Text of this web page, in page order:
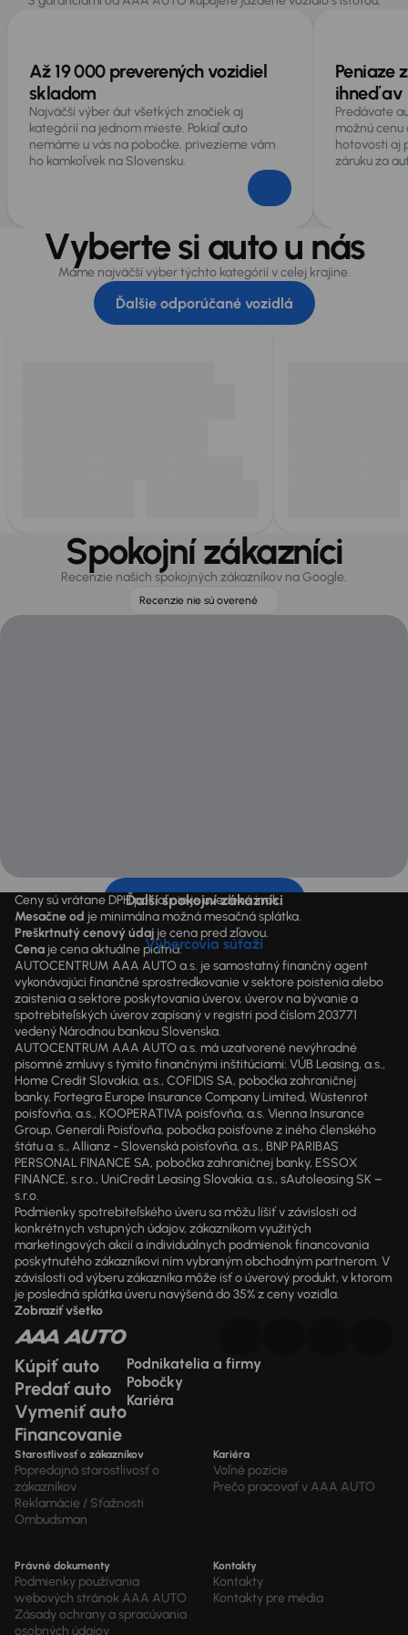
Lakťová opierka
Polokožené sedačky
Rozpoznávanie dopravných značiek
Až 19 000 preverených vozidiel
skladom
Najväčší výber áut všetkých značiek aj
kategórií na jednom mieste. Pokiaľ auto
nemáme u vás na pobočke, privezieme vám
ho kamkoľvek na Slovensku.
Peniaze
ihneď av
Predávate
možnú
hotovosti aj
záruku za
Vyberte si auto u nás
Máme najväčší výber týchto kategórií v celej krajine.
Ďalšie odporúčané vozidlá
Spokojní zákazníci
Recenzie našich spokojných zákazníkov na Google.
Recenzie nie sú overené
Ďalší spokojní zákazníci
Výhercovia súťaží
Ceny sú vrátane DPH pokiaľ nie je uvedené inak.
Mesačne od je minimálna možná mesačná splátka.
Preškrtnutý cenový údaj je cena pred zľavou.
Cena je cena aktuálne platná.
AUTOCENTRUM AAA AUTO a.s. je samostatný finančný agent
vykonávajúci finančné sprostredkovanie v sektore poistenia alebo
zaistenia a sektore poskytovania úverov, úverov na bývanie a
spotrebiteľských úverov zapísaný v registri pod číslom 203771
vedený Národnou bankou Slovenska.
AUTOCENTRUM AAA AUTO a.s. má uzatvorené nevýhradné
písomné zmluvy s týmito finančnými inštitúciami: VÚB Leasing, a.s.,
Home Credit Slovakia, a.s., COFIDIS SA, pobočka zahraničnej
banky, Fortegra Europe Insurance Company Limited, Wüstenrot
poisťovňa, a.s., KOOPERATIVA poisťovňa, a.s. Vienna Insurance
Group, Generali Poisťovňa, pobočka poisťovne z iného členského
štátu a. s., Allianz - Slovenská poisťovňa, a.s., BNP PARIBAS
PERSONAL FINANCE SA, pobočka zahraničnej banky, ESSOX
FINANCE, s.r.o., UniCredit Leasing Slovakia, a.s., sAutoleasing SK –
s.r.o.
Podmienky spotrebiteľského úveru sa môžu líšiť v závislosti od
konkrétnych vstupných údajov, zákazníkom využitých
marketingových akcií a individuálnych podmienok financovania
poskytnutého zákazníkovi ním vybraným obchodným partnerom. V
závislosti od výberu zákazníka môže ísť o úverový produkt, v ktorom
je posledná splátka úveru navýšená do 35% z ceny vozidla.
Zobraziť všetko
Kúpiť auto
Predať auto
Vymeniť auto
Financovanie
Podnikatelia a firmy
Pobočky
Kariéra
Starostlivosť o zákazníkov
Popredajná starostlivosť o
zákazníkov
Reklamácie / Sťažnosti
Ombudsman
Kariéra
Voľné pozície
Prečo pracovať v AAA AUTO
Právné dokumenty
Podmienky používania
webových stránok AAA AUTO
Zásady ochrany a spracúvania
osobných údajov
Kontakty
Kontakty
Kontakty pre média